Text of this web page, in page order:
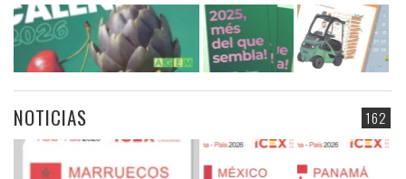
162
NOTICIAS